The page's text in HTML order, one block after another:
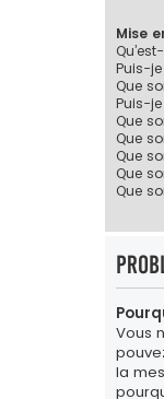
Mise
Puis-
Que
Puis-
Que
Que
Que
Que
Que
Vous
la